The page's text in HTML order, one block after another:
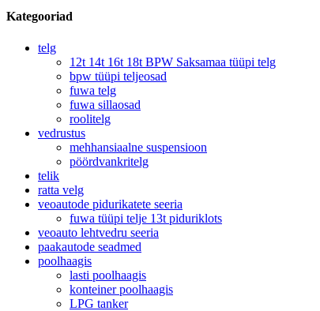
Kategooriad
telg
12t 14t 16t 18t BPW Saksamaa tüüpi telg
bpw tüüpi teljeosad
fuwa telg
fuwa sillaosad
roolitelg
vedrustus
mehhansiaalne suspensioon
pöördvankritelg
telik
ratta velg
veoautode pidurikatete seeria
fuwa tüüpi telje 13t piduriklots
veoauto lehtvedru seeria
paakautode seadmed
poolhaagis
lasti poolhaagis
konteiner poolhaagis
LPG tanker